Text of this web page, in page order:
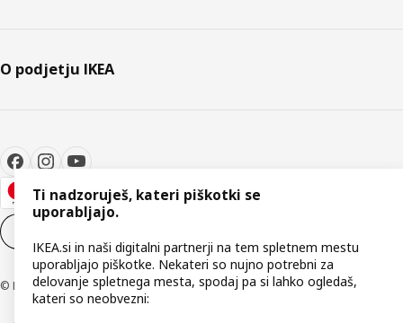
O podjetju IKEA
© Inter IKEA Systems B.V. 1999–2026
Ti nadzoruješ, kateri piškotki se
uporabljajo.
IKEA.si in naši digitalni partnerji na tem spletnem mestu
uporabljajo piškotke. Nekateri so nujno potrebni za
delovanje spletnega mesta, spodaj pa si lahko ogledaš,
kateri so neobvezni: